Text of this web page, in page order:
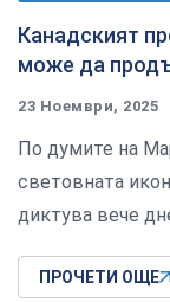
Канадският
може да
23 Ноември, 2025
По думите на
световната
диктува вече
ПРОЧЕТИ ОЩЕ